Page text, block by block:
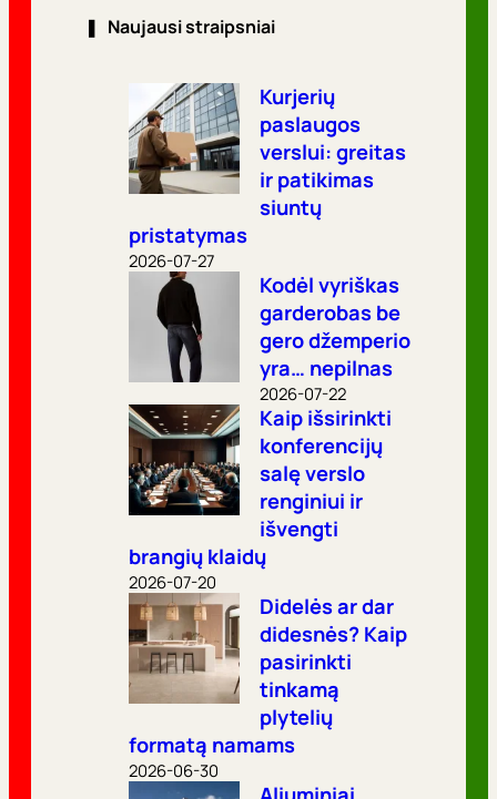
❚ Naujausi straipsniai
Kurjerių
paslaugos
verslui: greitas
ir patikimas
siuntų
pristatymas
2026-07-27
Kodėl vyriškas
garderobas be
gero džemperio
yra… nepilnas
2026-07-22
Kaip išsirinkti
konferencijų
salę verslo
renginiui ir
išvengti
brangių klaidų
2026-07-20
Didelės ar dar
didesnės? Kaip
pasirinkti
tinkamą
plytelių
formatą namams
2026-06-30